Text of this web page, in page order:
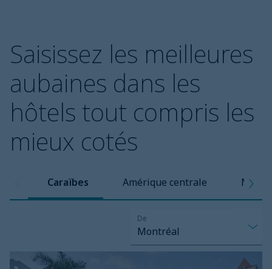
Saisissez les meilleures
aubaines dans les
hôtels tout compris les
mieux cotés
Caraïbes Amérique centrale
Montréal
De
Bahia